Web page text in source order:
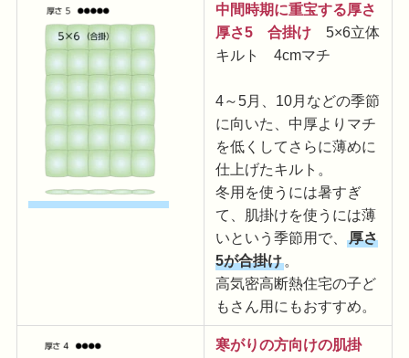
中間時期に重宝する厚さ
厚さ5 合掛け 5×6立体
キルト 4cmマチ
4～5月、10月などの季節
に向いた、中厚よりマチ
を低くしてさらに薄めに
仕上げたキルト。
冬用を使うには暑すぎ
て、肌掛けを使うには薄
いという季節用で、
厚さ
5が合掛け 。
高気密高断熱住宅の子ど
もさん用にもおすすめ。
寒がりの方向けの肌掛